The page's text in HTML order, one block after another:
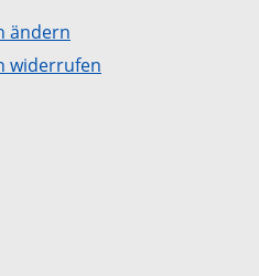
ändern
widerrufen